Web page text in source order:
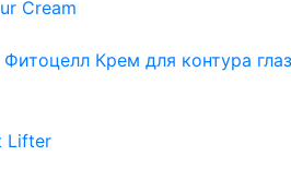
Фитоцелл Крем для контура